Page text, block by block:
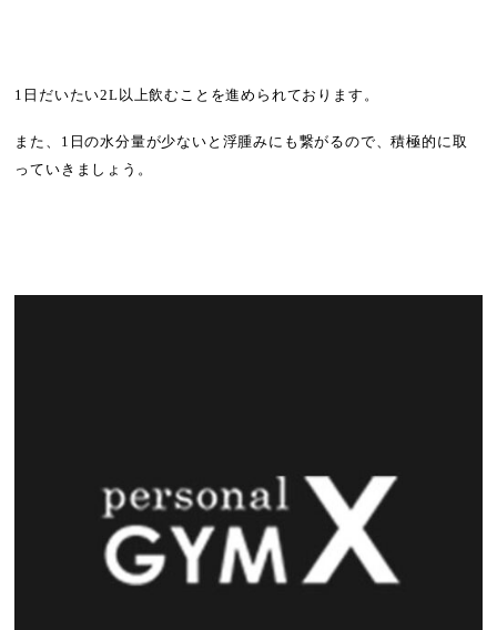
1日だいたい2L以上飲むことを進められております。
また、1日の水分量が少ないと浮腫みにも繋がるので、積極的に取
っていきましょう。